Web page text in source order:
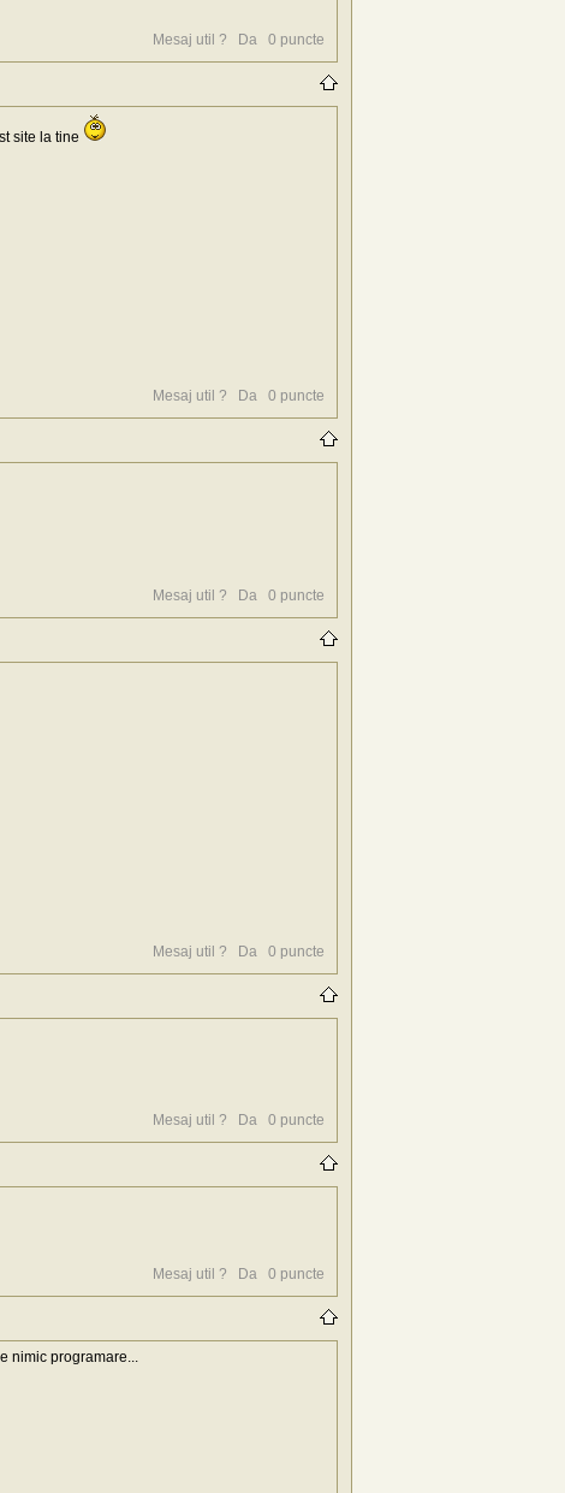
Mesaj util ? Da 0 puncte
site la tine
Mesaj util ? Da 0 puncte
Mesaj util ?
Da 0 puncte
Mesaj util ? Da 0 puncte
Mesaj util ?
Da 0 puncte
Mesaj util ?
Da 0 puncte
nimic programare...